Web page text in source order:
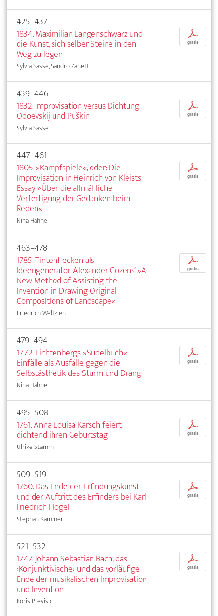
425–437
1834. Maximilian Langenschwarz und
die Kunst, sich selber Steine in den
Weg zu legen
Sylvia Sasse, Sandro Zanetti
p
gratis
439–446
1832. Improvisation versus Dichtung.
Odoevskij und Puškin
Sylvia Sasse
p
gratis
447–461
1805. »Kampfspiele«, oder: Die
Improvisation in Heinrich von Kleists
Essay »Über die allmähliche
Verfertigung der Gedanken beim
Reden«
Nina Hahne
p
gratis
463–478
1785. Tintenflecken als
Ideengenerator. Alexander Cozens’ »A
New Method of Assisting the
Invention in Drawing Original
Compositions of Landscape«
Friedrich Weltzien
p
gratis
479–494
1772. Lichtenbergs »Sudelbuch«.
Einfälle als Ausfälle gegen die
Selbstästhetik des Sturm und Drang
Nina Hahne
p
gratis
495–508
1761. Anna Louisa Karsch feiert
dichtend ihren Geburtstag
Ulrike Stamm
p
gratis
509–519
1760. Das Ende der Erfindungskunst
und der Auftritt des Erfinders bei Karl
Friedrich Flögel
Stephan Kammer
p
gratis
521–532
1747. Johann Sebastian Bach, das
›Konjunktivische‹ und das vorläufige
Ende der musikalischen Improvisation
und Invention
Boris Previsic
p
gratis